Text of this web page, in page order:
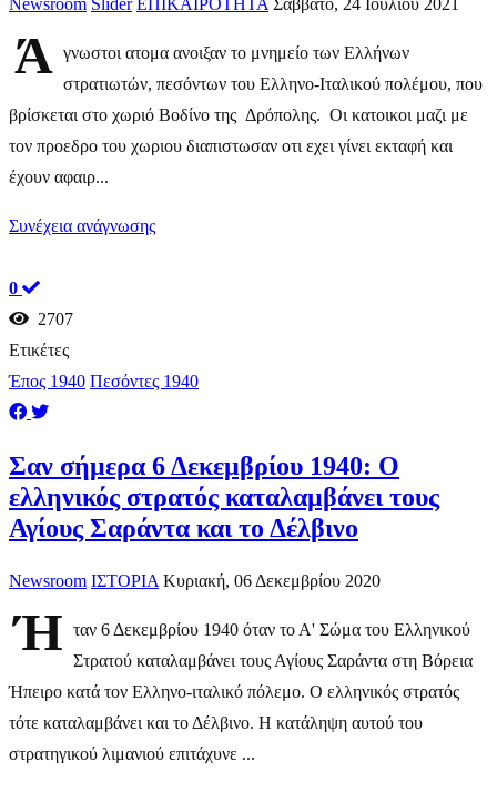
Newsroom Slider ΕΠΙΚΑΙΡΟΤΗΤΑ Σάββατο, 24 Ιουλίου 2021
Ά γνωστοι ατομα ανοιξαν το μνημείο των Ελλήνων
στρατιωτών, πεσόντων του Ελληνο-Ιταλικού πολέμου, που
βρίσκεται στο χωριό Βοδίνο της Δρόπολης. Οι κατοικοι μαζι με
τον προεδρο του χωριου διαπιστωσαν οτι εχει γίνει εκταφή και
έχουν αφαιρ...
Συνέχεια ανάγνωσης
0
2707
Ετικέτες
Έπος 1940 Πεσόντες 1940
Σαν σήμερα 6 Δεκεμβρίου 1940: Ο
ελληνικός στρατός καταλαμβάνει τους
Αγίους Σαράντα και το Δέλβινο
Newsroom ΙΣΤΟΡΙΑ Κυριακή, 06 Δεκεμβρίου 2020
Ή
ταν 6 Δεκεμβρίου 1940 όταν το Α' Σώμα του Ελληνικού
Στρατού καταλαμβάνει τους Αγίους Σαράντα στη Βόρεια
Ήπειρο κατά τον Ελληνο-ιταλικό πόλεμο. Ο ελληνικός στρατός
τότε καταλαμβάνει και το Δέλβινο. Η κατάληψη αυτού του
στρατηγικού λιμανιού επιτάχυνε ...